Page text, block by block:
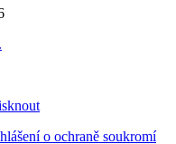
o ochraně soukromí